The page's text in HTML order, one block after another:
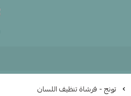
تونج - فرشاة تنظيف اللسان